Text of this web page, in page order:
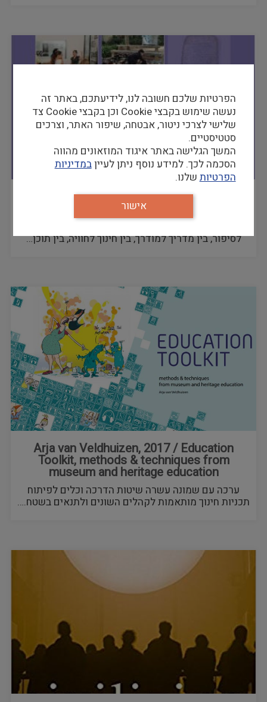
אורית אנגלברג-ברעם מעגל הדרכה: אוצרות,
תכנים, מדריך והקבוצה, 2017
לסיפור, בין מדריך למודרך, בין חינוך לחוויה, בין תוכן…
Arja van Veldhuizen, 2017 / Education
Toolkit, methods & techniques from
museum and heritage education
ערכה עם שמונה עשרה שיטות הדרכה וכלים לפיתוח
תכניות חינוך מותאמות לקהלים השונים ולתנאים בשטח.…
הפרטיות שלכם חשובה לנו, לידיעתכם, באתר זה
נעשה שימוש בקבצי Cookie וכן בקבצי Cookie צד
שלישי לצרכי ניטור, אבטחה, שיפור האתר, וצרכים
סטטיסטיים.
המשך הגלישה באתר איגוד המוזאונים מהווה
הסכמה לכך. למידע נוסף ניתן לעייןבמדיניות
הפרטיותשלנו.
אישור